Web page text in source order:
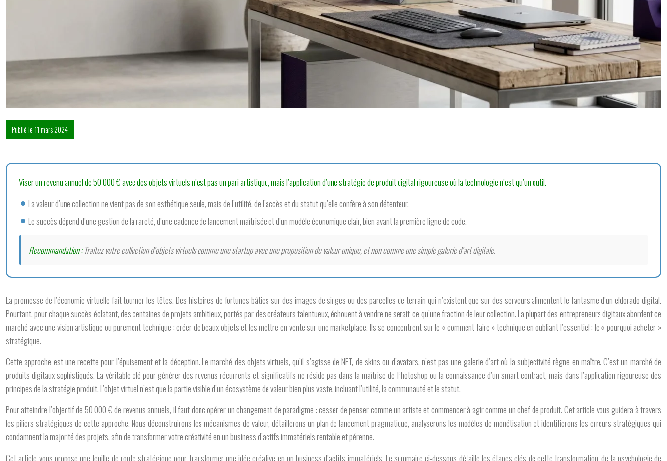
Publié le 11 mars 2024
Viser un revenu annuel de 50 000 € avec des objets virtuels n’est pas un pari artistique, mais l’application d’une stratégie de produit digital rigoureuse où la technologie n’est qu’un outil.
La valeur d’une collection ne vient pas de son esthétique seule, mais de l’utilité, de l’accès et du statut qu’elle confère à son détenteur.
Le succès dépend d’une gestion de la rareté, d’une cadence de lancement maîtrisée et d’un modèle économique clair, bien avant la première ligne de code.
Recommandation :Traitez votre collection d’objets virtuels comme une startup avec une proposition de valeur unique, et non comme une simple galerie d’art digitale.
La promesse de l’économie virtuelle fait tourner les têtes. Des histoires de fortunes bâties sur des images de singes ou des parcelles de terrain qui n’existent que sur des serveurs alimentent le fantasme d’un eldorado digital.
Pourtant, pour chaque succès éclatant, des centaines de projets ambitieux, portés par des créateurs talentueux, échouent à vendre ne serait-ce qu’une fraction de leur collection. La plupart des entrepreneurs digitaux abordent ce
marché avec une vision artistique ou purement technique : créer de beaux objets et les mettre en vente sur une marketplace. Ils se concentrent sur le « comment faire » technique en oubliant l’essentiel : le « pourquoi acheter »
stratégique.
Cette approche est une recette pour l’épuisement et la déception. Le marché des objets virtuels, qu’il s’agisse de NFT, de skins ou d’avatars, n’est pas une galerie d’art où la subjectivité règne en maître. C’est un marché de
produits digitaux sophistiqués. La véritable clé pour générer des revenus récurrents et significatifs ne réside pas dans la maîtrise de Photoshop ou la connaissance d’un smart contract, mais dans l’application rigoureuse des
principes de la stratégie produit. L’objet virtuel n’est que la partie visible d’un écosystème de valeur bien plus vaste, incluant l’utilité, la communauté et le statut.
Pour atteindre l’objectif de 50 000 € de revenus annuels, il faut donc opérer un changement de paradigme : cesser de penser comme un artiste et commencer à agir comme un chef de produit. Cet article vous guidera à travers
les piliers stratégiques de cette approche. Nous déconstruirons les mécanismes de valeur, détaillerons un plan de lancement pragmatique, analyserons les modèles de monétisation et identifierons les erreurs stratégiques qui
condamnent la majorité des projets, afin de transformer votre créativité en un business d’actifs immatériels rentable et pérenne.
Cet article vous propose une feuille de route stratégique pour transformer une idée créative en un business d’actifs immatériels. Le sommaire ci-dessous détaille les étapes clés de cette transformation, de la psychologie de